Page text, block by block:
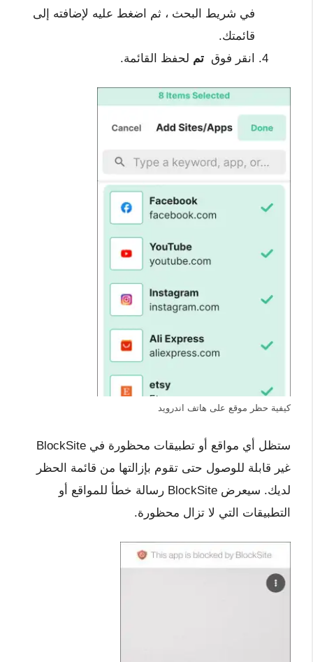
في شريط البحث ، ثم اضغط عليه لإضافته إلى
قائمتك.
انقر فوق تم لحفظ القائمة.
كيفية حظر موقع على هاتف اندرويد
ستظل أي مواقع أو تطبيقات محظورة في BlockSite
غير قابلة للوصول حتى تقوم بإزالتها من قائمة الحظر
لديك. سيعرض BlockSite رسالة خطأ للمواقع أو
التطبيقات التي لا تزال محظورة.